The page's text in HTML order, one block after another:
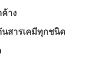
าง
สารเคมีทุกชนิด